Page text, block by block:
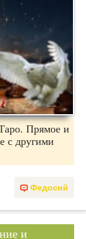
Прямое и
с другими
Федосий
и